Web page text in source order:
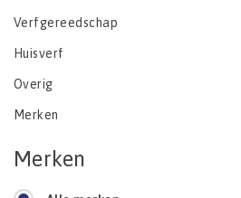
Verfgereedschap
Huisverf
Overig
Merken
Merken